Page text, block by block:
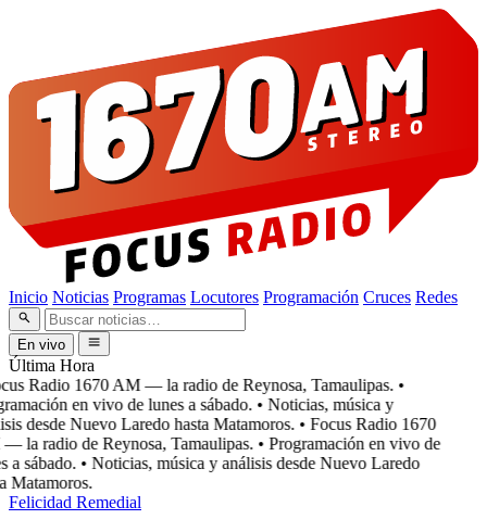
Inicio Noticias Programas Locutores Programación Cruces Redes
En vivo
Última Hora
Radio 1670 AM — la radio de Reynosa, Tamaulipas. •
en vivo de lunes a sábado. • Noticias, música y
desde Nuevo Laredo hasta Matamoros. • Focus Radio 1670
la radio de Reynosa, Tamaulipas. • Programación en vivo de
a sábado. • Noticias, música y análisis desde Nuevo Laredo
Matamoros.
Felicidad Remedial